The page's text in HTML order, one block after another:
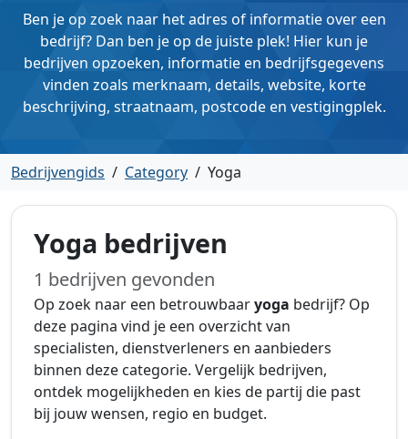
Ben je op zoek naar het adres of informatie over een
bedrijf? Dan ben je op de juiste plek! Hier kun je
bedrijven opzoeken, informatie en bedrijfsgegevens
vinden zoals merknaam, details, website, korte
beschrijving, straatnaam, postcode en vestigingplek.
Bedrijvengids / Category / Yoga
Yoga bedrijven
1 bedrijven gevonden
Op zoek naar een betrouwbaaryoga bedrijf? Op
deze pagina vind je een overzicht van
specialisten, dienstverleners en aanbieders
binnen deze categorie. Vergelijk bedrijven,
ontdek mogelijkheden en kies de partij die past
bij jouw wensen, regio en budget.